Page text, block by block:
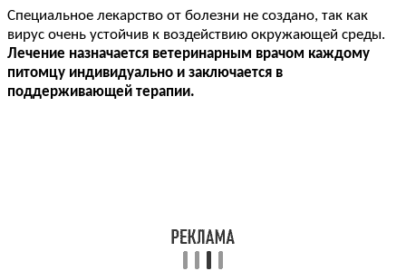
Специальное лекарство от болезни не создано, так как
вирус очень устойчив к воздействию окружающей среды.
Лечение назначается ветеринарным врачом каждому
питомцу индивидуально и заключается в
поддерживающей терапии.